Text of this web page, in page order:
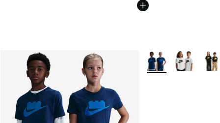
Plus de couleurs